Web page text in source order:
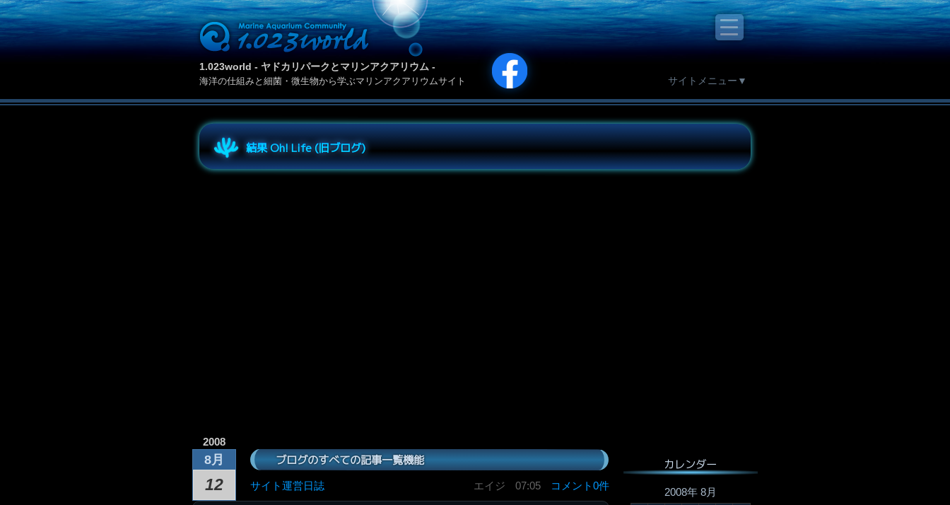
1.023world - ヤドカリパークとマリンアクアリウム -
海洋の仕組みと細菌・微生物から学ぶマリンアクアリウムサイト サイトメニュー▼
結果 Oh! Life (旧ブログ)
2008
8月
12
ブログのすべての記事一覧機能
サイト運営日誌 エイジ 07:05 コメント0件
カレンダー
2008年 8月